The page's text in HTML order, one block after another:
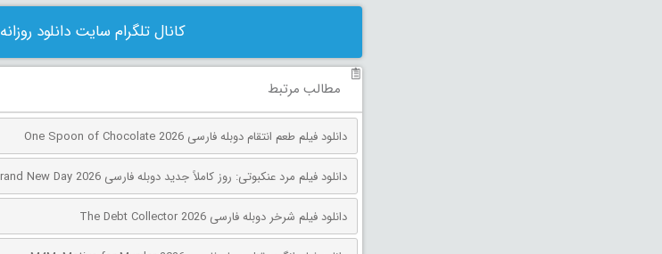
کانال تلگرام سایت دانلود روزانه
مطالب مرتبط
دانلود فیلم طعم انتقام دوبله فارسی One Spoon of Chocolate 2026
دانلود فیلم مرد عنکبوتی: روز کاملاً جدید دوبله فارسی Spider-Man: Brand New Day 2026
دانلود فیلم شرخر دوبله فارسی The Debt Collector 2026